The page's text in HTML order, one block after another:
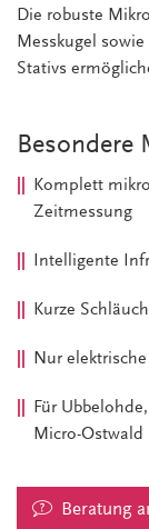
Die robuste
Messkugel
Stativs
Besondere
Komplett
Zeitmessung
Intelligente
Kurze
Nur
Für
Micro-Ostwald
Beratung